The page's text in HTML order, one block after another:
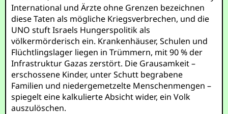
International und Ärzte ohne Grenzen bezeichnen
diese Taten als mögliche Kriegsverbrechen, und die
UNO stuft Israels Hungerspolitik als
völkermörderisch ein. Krankenhäuser, Schulen und
Flüchtlingslager liegen in Trümmern, mit 90 % der
Infrastruktur Gazas zerstört. Die Grausamkeit –
erschossene Kinder, unter Schutt begrabene
Familien und niedergemetzelte Menschenmengen –
spiegelt eine kalkulierte Absicht wider, ein Volk
auszulöschen.